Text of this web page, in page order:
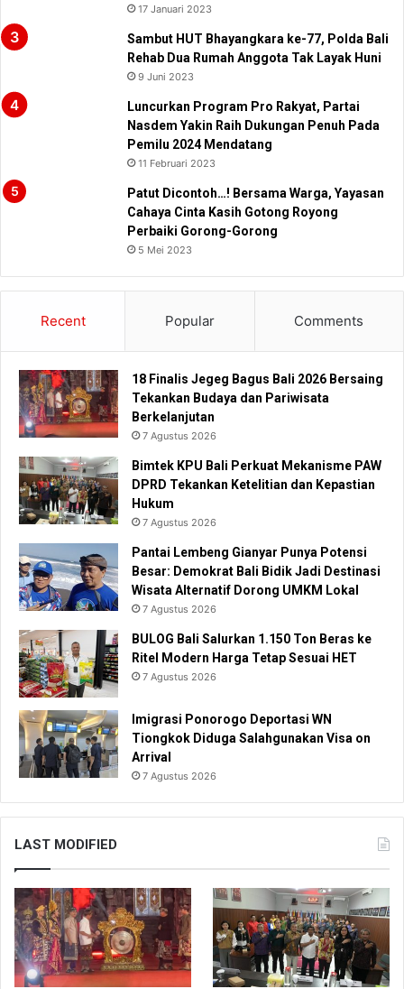
17 Januari 2023
Sambut HUT Bhayangkara ke-77, Polda Bali
Rehab Dua Rumah Anggota Tak Layak Huni
9 Juni 2023
Luncurkan Program Pro Rakyat, Partai
Nasdem Yakin Raih Dukungan Penuh Pada
Pemilu 2024 Mendatang
11 Februari 2023
Patut Dicontoh…! Bersama Warga, Yayasan
Cahaya Cinta Kasih Gotong Royong
Perbaiki Gorong-Gorong
5 Mei 2023
Recent Popular Comments
18 Finalis Jegeg Bagus Bali 2026 Bersaing
Tekankan Budaya dan Pariwisata
Berkelanjutan
7 Agustus 2026
Bimtek KPU Bali Perkuat Mekanisme PAW
DPRD Tekankan Ketelitian dan Kepastian
Hukum
7 Agustus 2026
Pantai Lembeng Gianyar Punya Potensi
Besar: Demokrat Bali Bidik Jadi Destinasi
Wisata Alternatif Dorong UMKM Lokal
7 Agustus 2026
BULOG Bali Salurkan 1.150 Ton Beras ke
Ritel Modern Harga Tetap Sesuai HET
7 Agustus 2026
Imigrasi Ponorogo Deportasi WN
Tiongkok Diduga Salahgunakan Visa on
Arrival
7 Agustus 2026
LAST MODIFIED